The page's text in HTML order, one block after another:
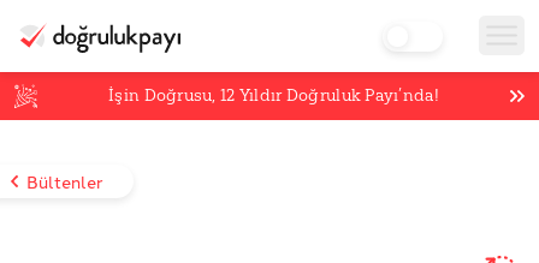
İşin Doğrusu,12 Yıldır Doğruluk Payı’nda!
Bültenler